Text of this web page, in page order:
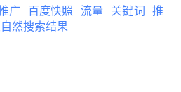
广 百度快照 流量 关键词 推
然搜索结果